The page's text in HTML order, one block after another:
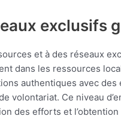
exclusifs
et à des réseaux
dans les ressources
authentiques avec
Ce niveau
des efforts et